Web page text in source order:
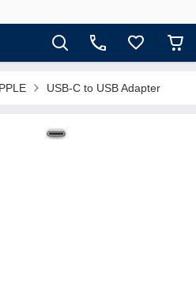
USB-C to USB Adapter